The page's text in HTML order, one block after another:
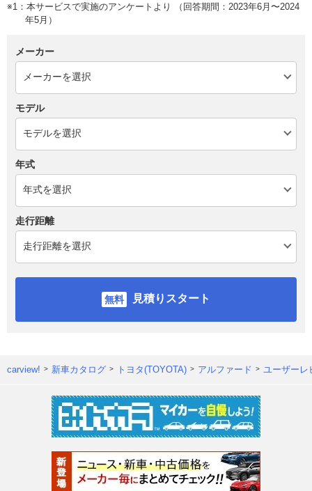
※1：本サービスで実施のアンケートより （回答期間：2023年6月〜2024
年5月）
メーカー
モデル
年式
走行距離
見積りスタート
carview! 新車カタログ トヨタ(TOYOTA) アルファード ユーザーレ